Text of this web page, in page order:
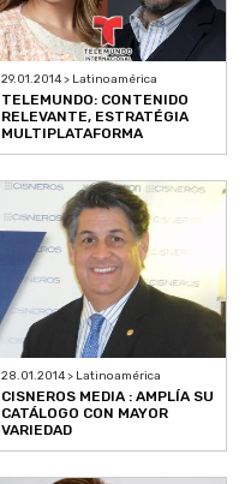
29.01.2014 > Latinoamérica
TELEMUNDO: CONTENIDO
RELEVANTE, ESTRATÉGIA
MULTIPLATAFORMA
28.01.2014 > Latinoamérica
CISNEROS MEDIA : AMPLÍA SU
CATÁLOGO CON MAYOR
VARIEDAD